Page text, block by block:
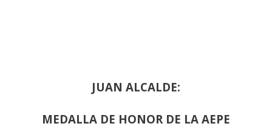
JUAN ALCALDE:
MEDALLA DE HONOR DE LA AEPE